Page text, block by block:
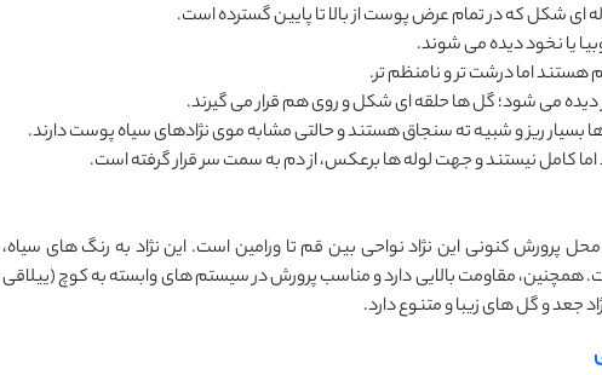
ای شکل که در تمام عرض پوست از بالا تا پایین گسترده است.
یا نخود دیده می ‌شوند.
اما درشت‌ تر و نامنظم‌ تر.
دیده می ‌شود؛ گل ‌ها حلقه ‌ای شکل و روی هم قرار می‌ گیرند.
بسیار ریز و شبیه ته سنجاق هستند و حالتی مشابه موی نژادهای سیاه‌ پوست دارند.
کامل نیستند و جهت لوله‌ ها برعکس، از دم به سمت سر قرار گرفته است.
پرورش کنونی این نژاد نواحی بین قم تا ورامین است. این نژاد به رنگ های سیاه،
همچنین، مقاومت بالایی دارد و مناسب پرورش در سیستم های وابسته به کوچ (ییلاقی
جعد و گل های زیبا و متنوع دارد.